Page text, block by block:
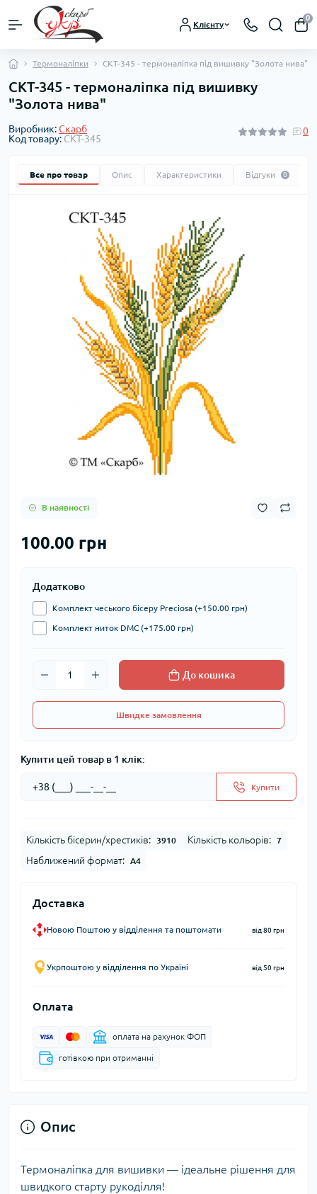
Клієнту
0
Термоналіпки СКТ-345 - термоналіпка під вишивку "Золота нива"
СКТ-345 - термоналіпка під вишивку
"Золота нива"
Виробник:Скарб
Код товару: СКТ-345
0
Все про товар Опис Характеристики Відгуки 0
В наявності
100.00 грн
Додатково
Комплект чеського бісеру Preciosa (+150.00 грн)
Комплект ниток DMC (+175.00 грн)
До кошика
Швидке замовлення
Купити цей товар в 1 клік:
Купити
Кількість бісерин/хрестиків: 3910 Кількість кольорів: 7
Наближений формат: А4
Доставка
Новою Поштою у відділення та поштомати від 80 грн
Укрпоштою у відділення по Україні від 50 грн
Оплата
оплата на рахунок ФОП
готівкою при отриманні
Опис
Термоналіпка для вишивки — ідеальне рішення для
швидкого старту рукоділля!